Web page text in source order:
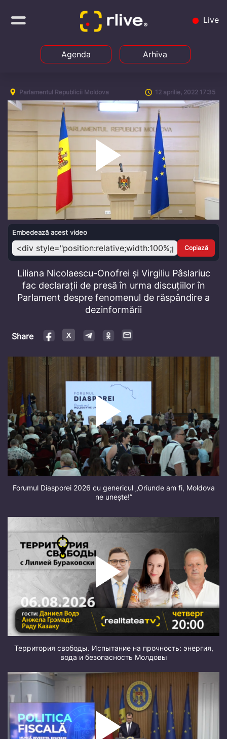
Live
Agenda Arhiva
Parlamentul Republicii Moldova 12 aprilie, 2022 17:35
Play
Video
Embedează acest video
Copiază
Liliana Nicolaescu-Onofrei și Virgiliu Pâslariuc
fac declarații de presă în urma discuțiilor în
Parlament despre fenomenul de răspândire a
dezinformării
Share
Forumul Diasporei 2026 cu genericul „Oriunde am fi, Moldova
ne unește!”
Территория свободы. Испытание на прочность: энергия,
вода и безопасность Молдовы